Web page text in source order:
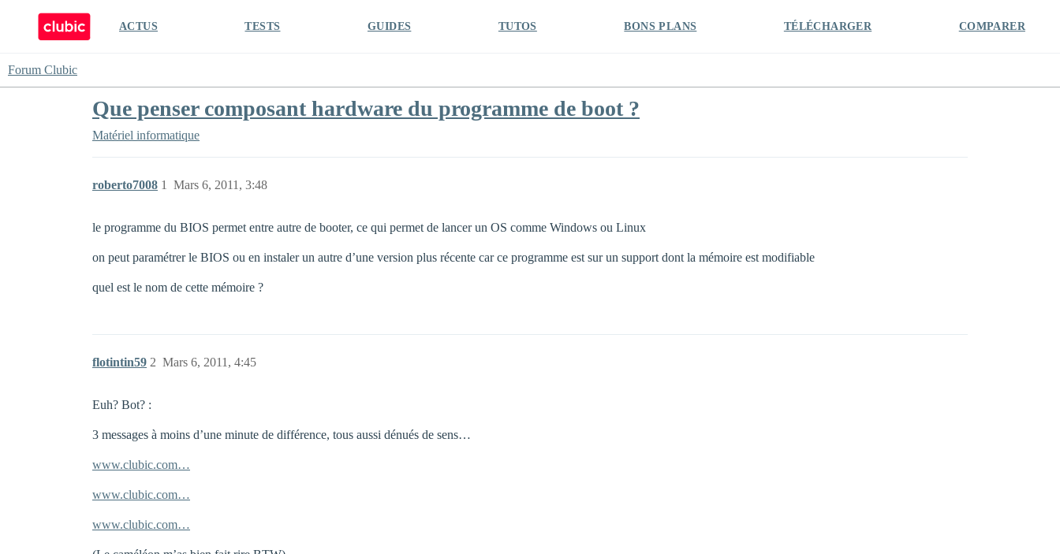
ACTUS TESTS GUIDES TUTOS BONS PLANS TÉLÉCHARGER COMPARER
Forum Clubic
Que penser composant hardware du programme de boot ?
Matériel informatique
roberto7008 Mars 6, 2011, 3:48
1
le programme du BIOS permet entre autre de booter, ce qui permet de lancer un OS comme Windows ou Linux
on peut paramétrer le BIOS ou en instaler un autre d’une version plus récente car ce programme est sur un support dont la mémoire est modifiable
quel est le nom de cette mémoire ?
flotintin59 Mars 6, 2011, 4:45
2
Euh? Bot? :
3 messages à moins d’une minute de différence, tous aussi dénués de sens…
www.clubic.com…
www.clubic.com…
www.clubic.com…